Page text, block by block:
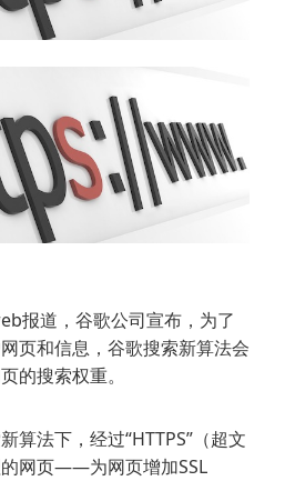
报道，谷歌公司宣布，为了
页和信息，谷歌搜索新算法会
的搜索权重。
算法下，经过“HTTPS”（超文
网页——为网页增加SSL